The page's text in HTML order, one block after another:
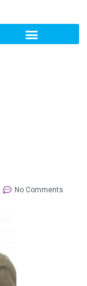
No Comments